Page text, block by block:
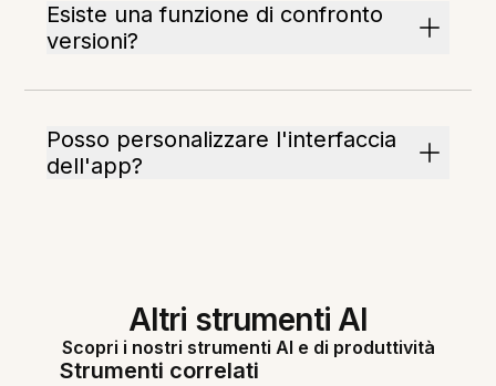
Esiste una funzione di confronto
versioni?
Posso personalizzare l'interfaccia
dell'app?
Altri strumenti AI
Scopri i nostri strumenti AI e di produttività
Strumenti correlati